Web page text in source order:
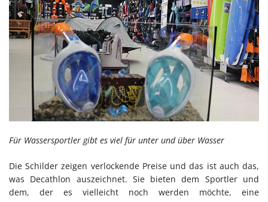
Für Wassersportler gibt es viel für unter und über Wasser
Die Schilder zeigen verlockende Preise und das ist auch das,
was Decathlon auszeichnet. Sie bieten dem Sportler und
dem, der es vielleicht noch werden möchte, eine